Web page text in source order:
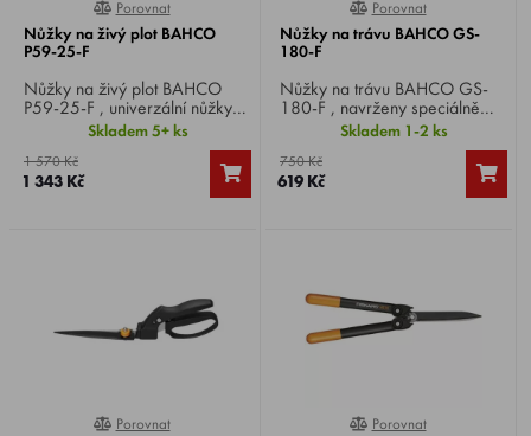
0%
Porovnat
Nůžky na živý plot BAHCO
P59-25-F
Nůžky na živý plot BAHCO
P59-25-F , univerzální nůžky
pro všechny typy živých plotů,
pro frekventované stříhání
živých plotů na zahradě.
Skladem 5+ ks
1 570 Kč
1 343 Kč
0%
Porovnat
Nůžky na trávu BAHCO GS-
180-F
Nůžky na trávu BAHCO GS-
180-F , navrženy speciálně
pro střih trávy, nerezové
čepele nastaveny na
samobroušení během
používání.
Skladem 1-2 ks
750 Kč
619 Kč
0%
Porovnat 0%
Porovnat